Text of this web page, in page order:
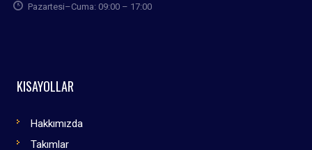
Pazartesi–Cuma: 09:00 – 17:00
KISAYOLLAR
Hakkımızda
Takımlar